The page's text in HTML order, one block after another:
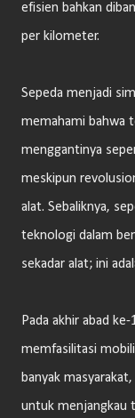
efisien bahkan
per kilometer.
Sepeda menjadi
memahami bahwa
menggantinya
meskipun
alat. Sebaliknya,
teknologi dalam
sekadar alat; ini
Pada akhir abad
memfasilitasi
banyak
untuk menjangkau